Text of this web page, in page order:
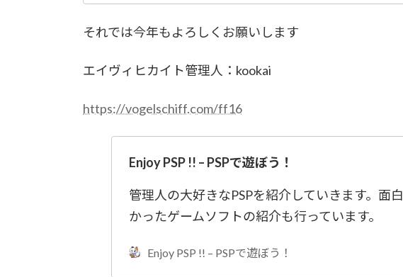
それでは今年もよろしくお願いします
エイヴィヒカイト管理人：kookai
https://vogelschiff.com/ff16
Enjoy PSP !! – PSPで遊ぼう！
管理人の大好きなPSPを紹介していきます。面白
かったゲームソフトの紹介も行っています。
Enjoy PSP !! – PSPで遊ぼう！